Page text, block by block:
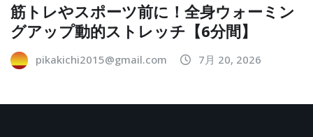
筋トレやスポーツ前に！全身ウォーミン
グアップ動的ストレッチ【6分間】
pikakichi2015@gmail.com 7月 20, 2026